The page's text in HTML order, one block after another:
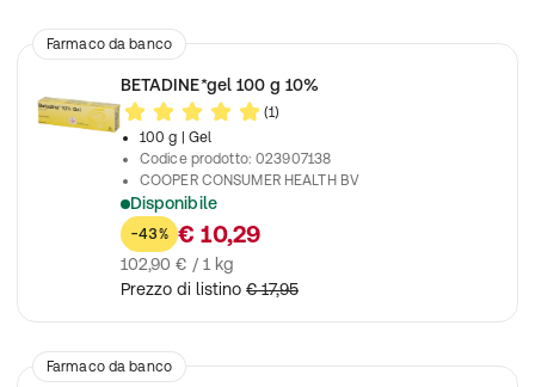
Farmaco da banco
BETADINE*gel 100 g 10%
(1)
100 g
| Gel
Codice prodotto:023907138
COOPER CONSUMER HEALTH BV
Disponibile
Per la disinfezione della cute lesa (ferite, piaghe ecc..)
-43% € 10,29
102,90 € / 1 kg
Prezzo di listino € 17,95
Farmaco da banco